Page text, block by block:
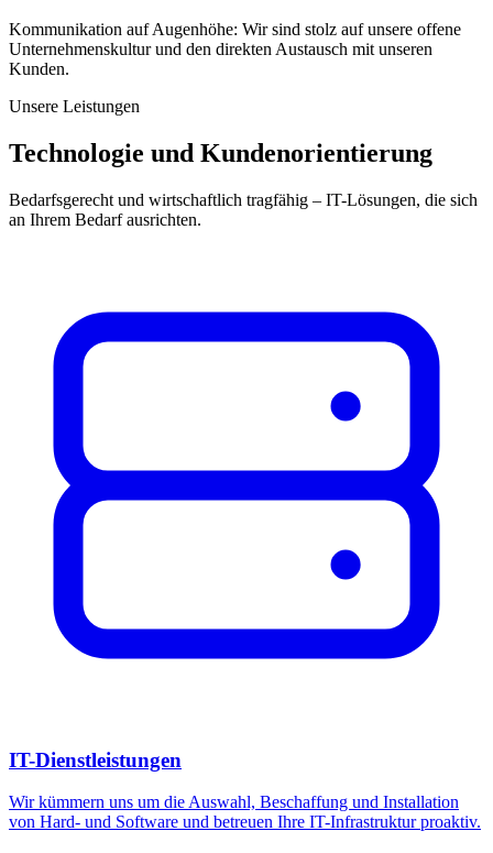
Kommunikation auf Augenhöhe: Wir sind stolz auf unsere offene
Unternehmenskultur und den direkten Austausch mit unseren
Kunden.
Unsere Leistungen
Technologie und Kundenorientierung
Bedarfsgerecht und wirtschaftlich tragfähig – IT-Lösungen, die sich
an Ihrem Bedarf ausrichten.
IT-Dienstleistungen
Wir kümmern uns um die Auswahl, Beschaffung und Installation
von Hard- und Software und betreuen Ihre IT-Infrastruktur proaktiv.